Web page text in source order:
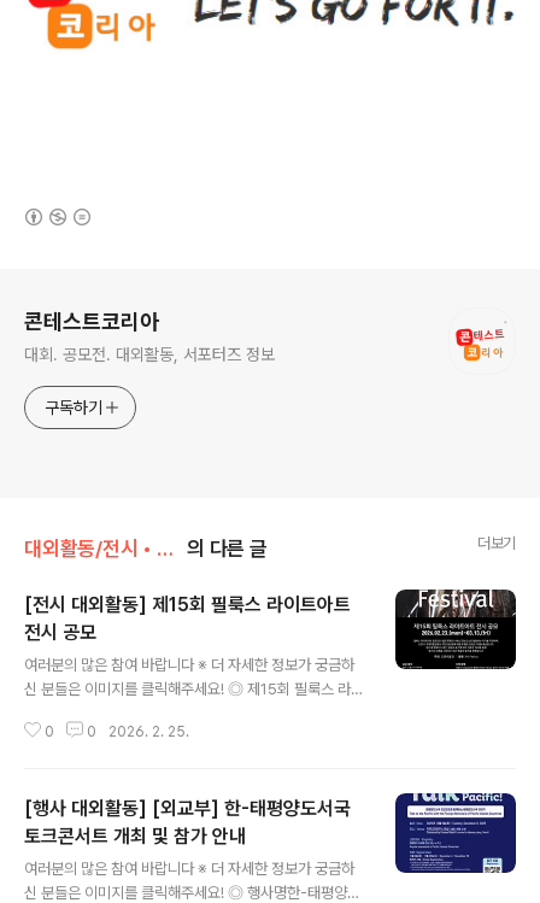
콘테스트코리아
대회. 공모전. 대외활동, 서포터즈 정보
구독하기
대외활동/전시 • 박람 • 행사 • 축제 의 다른 글 더보기
[전시 대외활동] 제15회 필룩스 라이트아트
전시 공모
여러분의 많은 참여 바랍니다 ※ 더 자세한 정보가 궁금하
신 분들은 이미지를 클릭해주세요! ◎ 제15회 필룩스 라이
나 핵심 조형 요소로 활용하는 작가를 지원하며, 선정 시 조
로운 해석을 통해 빛으로 세계를 사유하는 모든 예술적 탐
구를 환영합니다. ◎ 공모 일정○ 공고 : 2026.01.26.(월)
~03.13.(금)○ 접수 : 2026.02.23.(월)~03.13.(금요일
자정까지)○ 1차 서류심사 통과자 발표 : 03.30.(월) 조명
0 0 2026. 2. 25.
[행사 대외활동] [외교부] 한-태평양도서국
토크콘서트 개최 및 참가 안내
여러분의 많은 참여 바랍니다 ※ 더 자세한 정보가 궁금하
신 분들은 이미지를 클릭해주세요! ◎ 행사명한-태평양도